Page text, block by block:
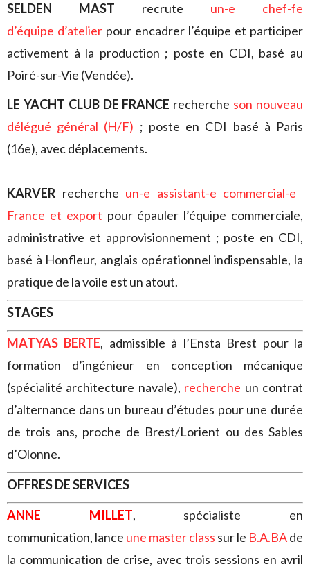
SELDEN MAST recrute un-e chef-fe
d’équipe d’atelier pour encadrer l’équipe et participer
activement à la production ; poste en CDI, basé au
Poiré-sur-Vie (Vendée).
LE YACHT CLUB DE FRANCE recherche son nouveau
délégué général (H/F) ; poste en CDI basé à Paris
(16e), avec déplacements.
KARVER recherche un-e assistant-e commercial-e
France et export pour épauler l’équipe commerciale,
administrative et approvisionnement ; poste en CDI,
basé à Honfleur, anglais opérationnel indispensable, la
pratique de la voile est un atout.
STAGES
MATYAS BERTE, admissible à l’Ensta Brest pour la
formation d’ingénieur en conception mécanique
(spécialité architecture navale), recherche un contrat
d’alternance dans un bureau d’études pour une durée
de trois ans, proche de Brest/Lorient ou des Sables
d’Olonne.
OFFRES DE SERVICES
ANNE MILLET, spécialiste en
communication, lance une master class sur le B.A.BAde
la communication de crise, avec trois sessions en avril